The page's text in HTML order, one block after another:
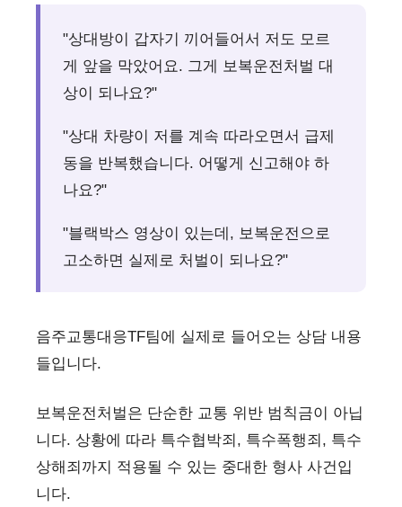
"상대방이 갑자기 끼어들어서 저도 모르
게 앞을 막았어요. 그게 보복운전처벌 대
상이 되나요?"
"상대 차량이 저를 계속 따라오면서 급제
동을 반복했습니다. 어떻게 신고해야 하
나요?"
"블랙박스 영상이 있는데, 보복운전으로
고소하면 실제로 처벌이 되나요?"
음주교통대응TF팀에 실제로 들어오는 상담 내용
들입니다.
보복운전처벌은 단순한 교통 위반 범칙금이 아닙
니다. 상황에 따라 특수협박죄, 특수폭행죄, 특수
상해죄까지 적용될 수 있는 중대한 형사 사건입
니다.